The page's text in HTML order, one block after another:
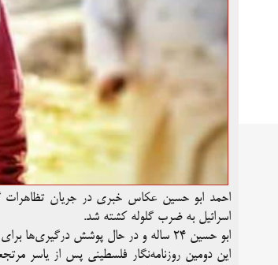
اسرائیل به ضرب گلوله کشته شد.
ابو حسین ۲۴ ساله و در حال پوشش درگیری‌ها برای رادیو صوت الشباب بود.
این دومین روزنامه‌نگار فلسطینی پس از یاسر